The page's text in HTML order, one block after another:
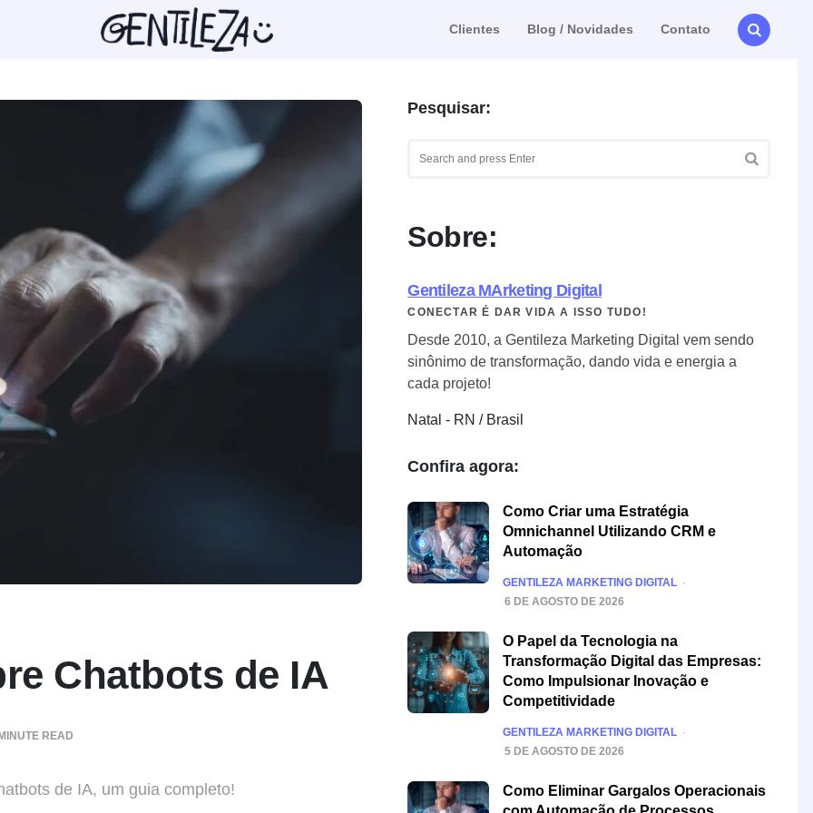
Clientes Blog / Novidades Contato
Chatbots de IA
READ
de IA, um guia completo!
Pesquisar:
for:
Sobre:
Gentileza MArketing Digital
CONECTAR É DAR VIDA A ISSO TUDO!
Desde 2010, a Gentileza Marketing Digital vem sendo
sinônimo de transformação, dando vida e energia a
cada projeto!
Natal - RN / Brasil
Confira agora:
Como Criar uma Estratégia
Omnichannel Utilizando CRM e
Automação
POSTED
GENTILEZA MARKETING DIGITAL
6 DE AGOSTO DE 2026
O Papel da Tecnologia na
Transformação Digital das Empresas:
Como Impulsionar Inovação e
Competitividade
POSTED
GENTILEZA MARKETING DIGITAL
5 DE AGOSTO DE 2026
Como Eliminar Gargalos Operacionais